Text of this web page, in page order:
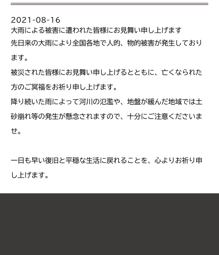
2021-08-16
大雨による被害に遭われた皆様にお見舞い申し上げます
先日来の大雨により全国各地で人的、物的被害が発生しており
ます。
被災された皆様にお見舞い申し上げるとともに、亡くなられた
方のご冥福をお祈り申し上げます。
降り続いた雨によって河川の氾濫や、地盤が緩んだ地域では土
砂崩れ等の発生が懸念されますので、十分にご注意くださいま
せ。
一日も早い復旧と平穏な生活に戻れることを、心よりお祈り申
し上げます。